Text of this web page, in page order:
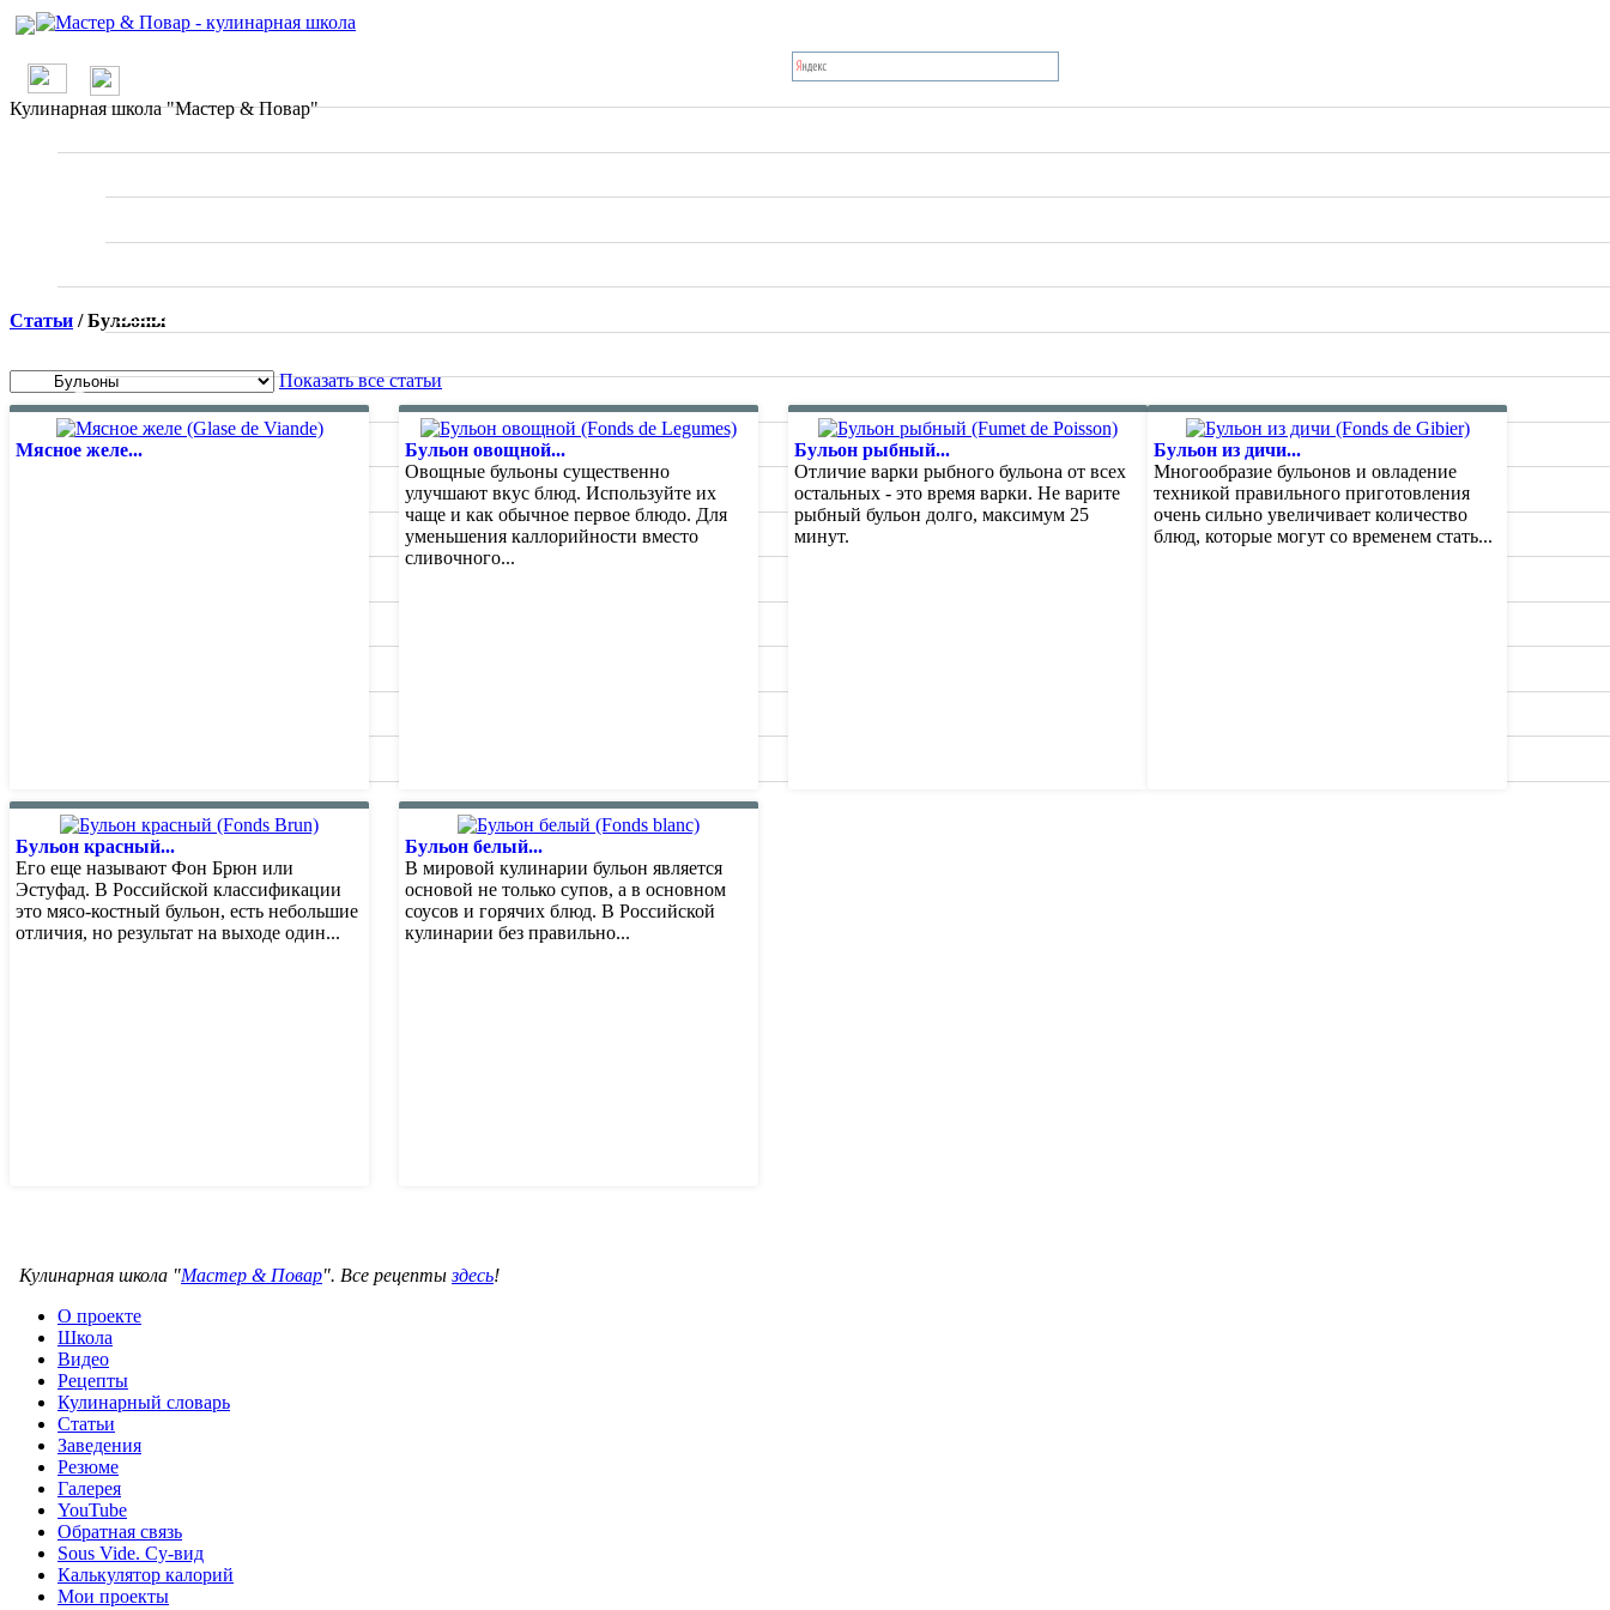
О проекте
Статьи
Отзывы о ресторанах
Кулинарная школа "Мастер & Повар"
Статьи / Бульоны
Показать все статьи
Мясное желе...
Бульон овощной...
Овощные бульоны существенно
улучшают вкус блюд. Используйте их
чаще и как обычное первое блюдо. Для
уменьшения каллорийности вместо
сливочного...
Бульон рыбный...
Отличие варки рыбного бульона от всех
остальных - это время варки. Не варите
рыбный бульон долго, максимум 25
минут.
Бульон из дичи...
Многообразие бульонов и овладение
техникой правильного приготовления
очень сильно увеличивает количество
блюд, которые могут со временем стать...
Бульон красный...
Его еще называют Фон Брюн или
Эстуфад. В Российской классификации
это мясо-костный бульон, есть небольшие
отличия, но результат на выходе один...
Бульон белый...
В мировой кулинарии бульон является
основой не только супов, а в основном
соусов и горячих блюд. В Российской
кулинарии без правильно...
Кулинарная школа "Мастер & Повар". Все рецептыздесь!
О проекте
Школа
Видео
Рецепты
Кулинарный словарь
Статьи
Заведения
Резюме
Галерея
YouTube
Обратная связь
Sous Vide. Су-вид
Калькулятор калорий
Мои проекты